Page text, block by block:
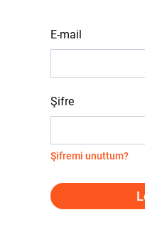
E-mail
Şifre
Şifremi unuttum?